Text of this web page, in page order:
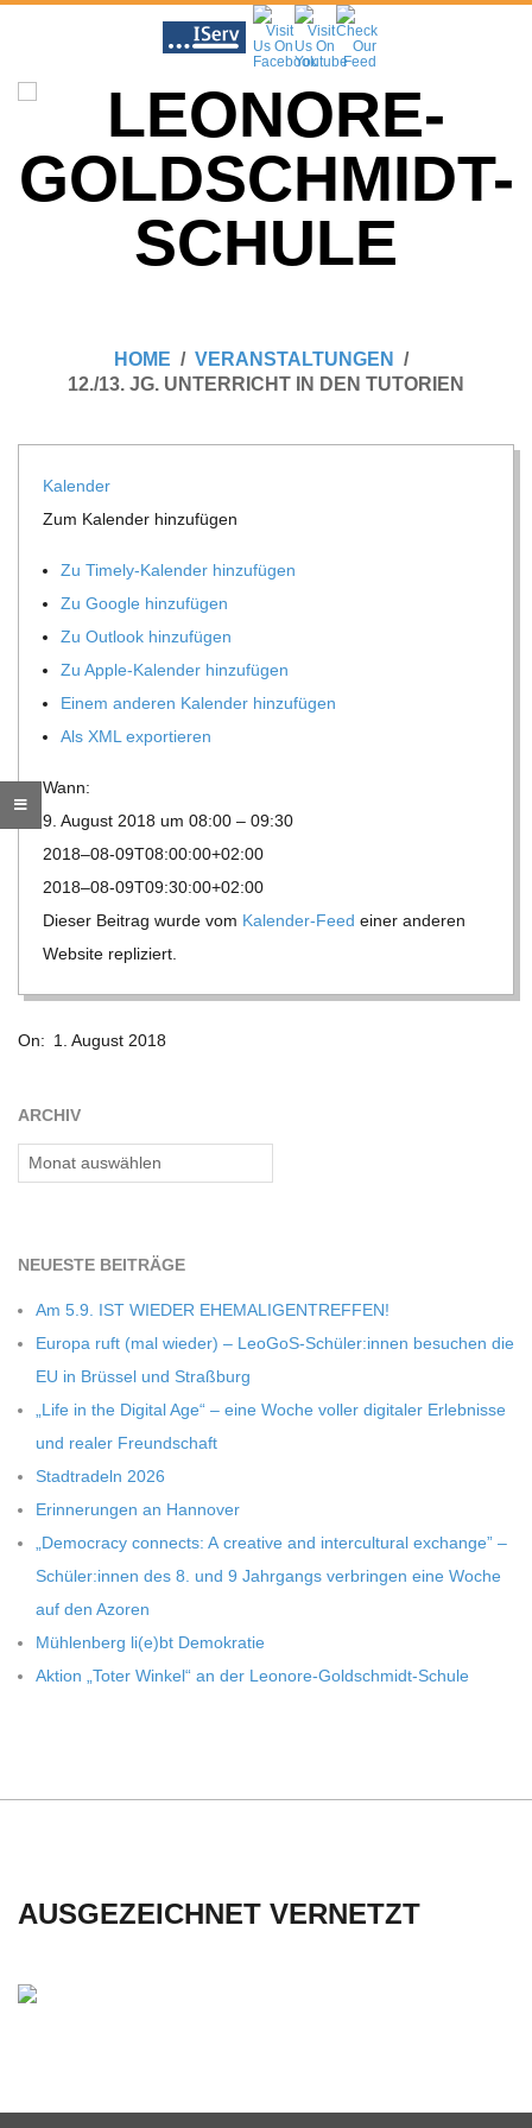
content
N
O
R
E
G
O
L
D
S
C
H
M
I
D
T
-
S
C
H
E
HOME
VERANSTALTUNGEN
12./13. JG. UNTERRICHT IN DEN TUTORIEN
Kalen­der
Zum Kalen­der hinzufügen
Zu Timely-Kalen­der hinzufügen
Zu Google hinzufügen
Zu Out­look hinzufügen
Zu Apple-Kalen­der hinzufügen
Einem ande­ren Kalen­der hinzufügen
Als XML exportieren
Wann:
9. August 2018 um 08:00 – 09:30
2018–08-09T08:00:00+02:00
2018–08-09T09:30:00+02:00
Die­ser Bei­trag wurde vom Kalen­der-Feed einer ande­ren
Web­site repliziert.
08-
On: 1. August 2018
ARCHIV
Archiv
NEU­ESTE BEITRÄGE
Am 5.9. IST WIEDER EHEMALIGENTREFFEN!
Europa ruft (mal wie­der) – LeoGoS-Schüler:innen besu­chen die
EU in Brüs­sel und Straßburg
„Life in the Digi­tal Age“ – eine Woche vol­ler digi­ta­ler Erleb­nisse
und rea­ler Freundschaft
Stadt­ra­deln 2026
Erin­ne­run­gen an Hannover
„Demo­cracy con­nects: A crea­tive and inter­cul­tu­ral exch­ange” –
Schüler:innen des 8. und 9 Jahr­gangs ver­brin­gen eine Woche
auf den Azoren
Müh­len­berg li(e)bt Demokratie
Aktion „Toter Win­kel“ an der Leonore-Goldschmidt-Schule
AUSGEZEICHNET VERNETZT